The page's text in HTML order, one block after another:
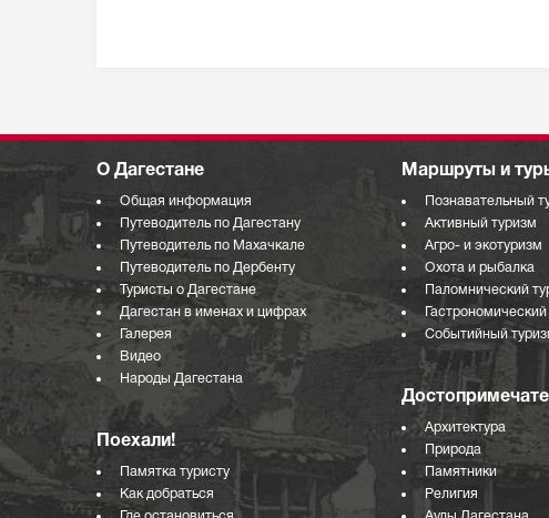
О Дагестане
Общая информация
Путеводитель по Дагестану
Путеводитель по Махачкале
Путеводитель по Дербенту
Туристы о Дагестане
Дагестан в именах и цифрах
Галерея
Видео
Народы Дагестана
Поехали!
Памятка туристу
Как добраться
Маршруты и
Познавательный
Активный туризм
Агро- и экотуризм
Охота и рыбалка
Паломнический
Событийный
Архитектура
Природа
Памятники
Религия